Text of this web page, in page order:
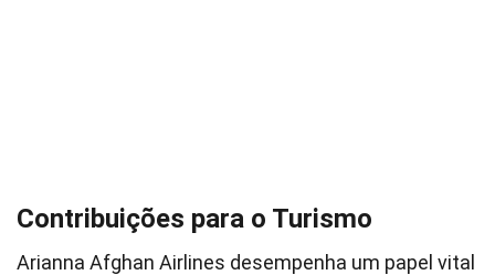
Contribuições para o Turismo
Arianna Afghan Airlines desempenha um papel vital